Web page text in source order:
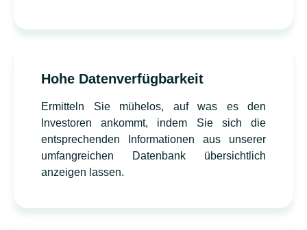
Hohe Datenverfügbarkeit
Ermitteln Sie mühelos, auf was es den
Investoren ankommt, indem Sie sich die
entsprechenden Informationen aus unserer
umfangreichen Datenbank übersichtlich
anzeigen lassen.